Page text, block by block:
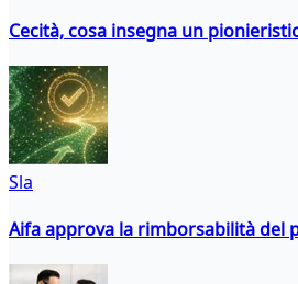
Cecità, cosa insegna un
Sla
Aifa approva la rimborsabilità del